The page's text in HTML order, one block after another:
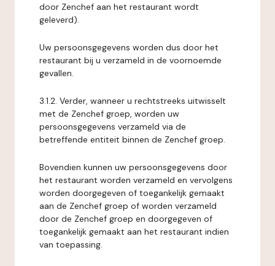
door Zenchef aan het restaurant wordt
geleverd).
Uw persoonsgegevens worden dus door het
restaurant bij u verzameld in de voornoemde
gevallen.
3.1.2. Verder, wanneer u rechtstreeks uitwisselt
met de Zenchef groep, worden uw
persoonsgegevens verzameld via de
betreffende entiteit binnen de Zenchef groep.
Bovendien kunnen uw persoonsgegevens door
het restaurant worden verzameld en vervolgens
worden doorgegeven of toegankelijk gemaakt
aan de Zenchef groep of worden verzameld
door de Zenchef groep en doorgegeven of
toegankelijk gemaakt aan het restaurant indien
van toepassing.